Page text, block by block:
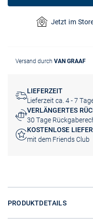
Jetzt im
Versand durch VAN GRAAF
LIEFERZEIT
Lieferzeit ca. 4 - 7
VERLÄNGERTES
30 Tage
KOSTENLOSE
mit dem Friends Club
PRODUKTDETAILS